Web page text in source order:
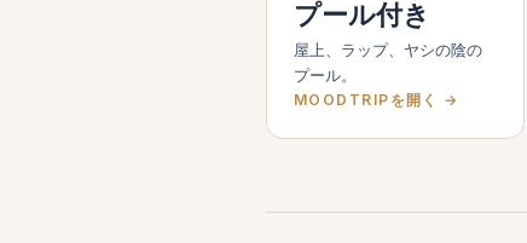
プール付き
屋上、ラップ、ヤシの陰の
プール。
MOODTRIPを開く →